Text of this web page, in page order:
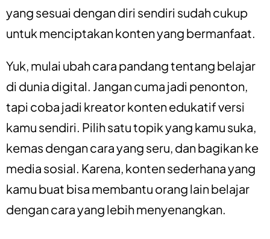
yang sesuai dengan diri sendiri sudah cukup
untuk menciptakan konten yang bermanfaat.
Yuk, mulai ubah cara pandang tentang belajar
di dunia digital. Jangan cuma jadi penonton,
tapi coba jadi kreator konten edukatif versi
kamu sendiri. Pilih satu topik yang kamu suka,
kemas dengan cara yang seru, dan bagikan ke
media sosial. Karena, konten sederhana yang
kamu buat bisa membantu orang lain belajar
dengan cara yang lebih menyenangkan.